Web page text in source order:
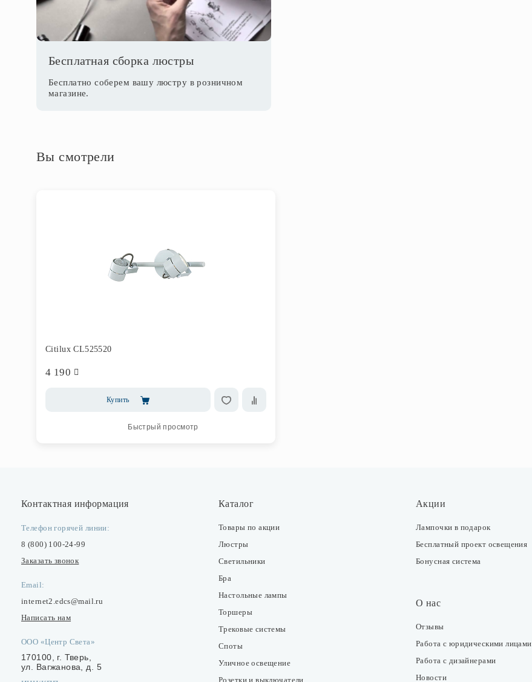
Бесплатная сборка люстры
Бесплатно соберем вашу люстру в розничном
магазине.
Вы смотрели
Citilux CL525520
4 190
Купить
Быстрый просмотр
Контактная информация
Телефон горячей линии:
8 (800) 100-24-99
Заказать звонок
Email:
internet2.edcs@mail.ru
Написать нам
ООО «Центр Света»
170100, г. Тверь,
ул. Вагжанова, д. 5
Каталог
Товары по акции
Люстры
Светильники
Бра
Настольные лампы
Торшеры
Трековые системы
Споты
Уличное освещение
Розетки и выключатели
Акции
Лампочки в подарок
Бесплатный проект освещения
Бонусная система
О нас
Отзывы
Работа с юридическими лицами
Работа с дизайнерами
Новости